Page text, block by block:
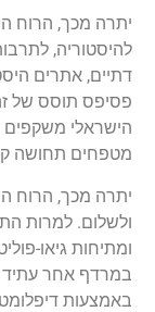
יתרה מכך, הרוח
להיסטוריה,
דתיים, אתרים
פסיפס תוסס של
הישראלי משקפים
מטפחים תחושה
יתרה מכך, הרוח
ולשלום. למרות
ומתיחות גיאו-
במרדף אחר עתיד
באמצעות